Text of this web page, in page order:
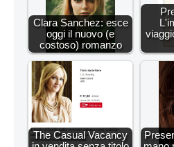
Clara Sanchez: esce
oggi il nuovo (e
costoso) romanzo
The Casual Vacancy